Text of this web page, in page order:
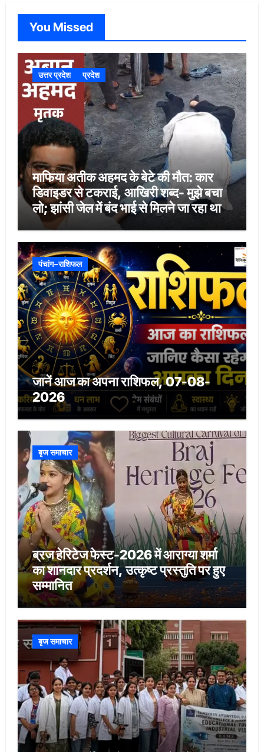
You Missed
उत्तर प्रदेश प्रदेश
माफिया अतीक अहमद के बेटे की मौत: कार
डिवाइडर से टकराई, आखिरी शब्द- मुझे बचा
लो; झांसी जेल में बंद भाई से मिलने जा रहा था
पंचांग-राशिफल
जानें आज का अपना राशिफल, 07-08-
2026
बृज समाचार
ब्रज हेरिटेज फेस्ट-2026 में आराग्या शर्मा
का शानदार प्रदर्शन, उत्कृष्ट प्रस्तुति पर हुए
सम्मानित
बृज समाचार